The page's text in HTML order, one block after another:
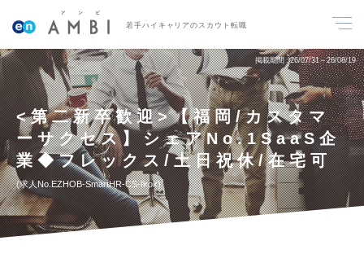
若手ハイキャリアのスカウト転職
掲載期間 26/07/31～26/08/19
<第二新卒歓迎>【福岡/カスタマ
ーサクセス】シェアNo.1SaaS企
業◆フレックス/土日祝休/在宅可
求人No.EZHOB-SmartHR-CS-fkok